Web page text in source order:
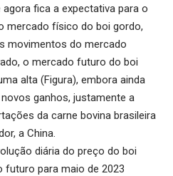
fica a expectativa para o
mercado físico do boi gordo,
movimentos do mercado
o mercado futuro do boi
alta (Figura), embora ainda
ganhos, justamente a
da carne bovina brasileira
a China.
diária do preço do boi
futuro para maio de 2023